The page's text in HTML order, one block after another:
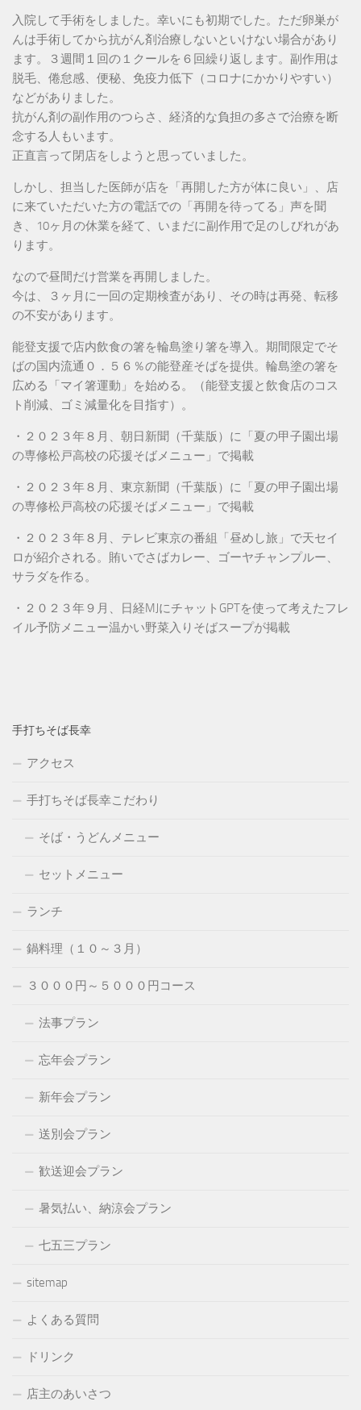
入院して手術をしました。幸いにも初期でした。ただ卵巣が
んは手術してから抗がん剤治療しないといけない場合があり
ます。３週間１回の１クールを６回繰り返します。副作用は
脱毛、倦怠感、便秘、免疫力低下（コロナにかかりやすい）
などがありました。
抗がん剤の副作用のつらさ、経済的な負担の多さで治療を断
念する人もいます。
正直言って閉店をしようと思っていました。
しかし、担当した医師が店を「再開した方が体に良い」、店
に来ていただいた方の電話での「再開を待ってる」声を聞
き、10ヶ月の休業を経て、いまだに副作用で足のしびれがあ
ります。
なので昼間だけ営業を再開しました。
今は、３ヶ月に一回の定期検査があり、その時は再発、転移
の不安があります。
能登支援で店内飲食の箸を輪島塗り箸を導入。期間限定でそ
ばの国内流通０．５６％の能登産そばを提供。輪島塗の箸を
広める「マイ箸運動」を始める。（能登支援と飲食店のコス
ト削減、ゴミ減量化を目指す）。
・２０２３年８月、朝日新聞（千葉版）に「夏の甲子園出場
の専修松戸高校の応援そばメニュー」で掲載
・２０２３年８月、東京新聞（千葉版）に「夏の甲子園出場
の専修松戸高校の応援そばメニュー」で掲載
・２０２３年８月、テレビ東京の番組「昼めし旅」で天セイ
ロが紹介される。賄いでさばカレー、ゴーヤチャンプルー、
サラダを作る。
・２０２３年９月、日経MJにチャットGPTを使って考えたフレ
イル予防メニュー温かい野菜入りそばスープが掲載
手打ちそば長幸
アクセス
手打ちそば長幸こだわり
そば・うどんメニュー
セットメニュー
ランチ
鍋料理（１０～３月）
３０００円～５０００円コース
法事プラン
忘年会プラン
新年会プラン
送別会プラン
歓送迎会プラン
暑気払い、納涼会プラン
七五三プラン
sitemap
よくある質問
ドリンク
店主のあいさつ